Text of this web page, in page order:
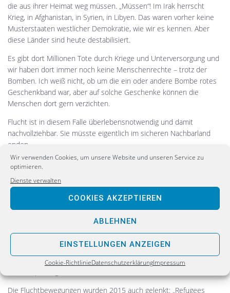
Wir verwenden Cookies, um unsere Website und unseren Service zu
optimieren.
Dienste verwalten
COOKIES AKZEPTIEREN
ABLEHNEN
EINSTELLUNGEN ANZEIGEN
Cookie-RichtlinieDatenschutzerklärungImpressum
die aus ihrer Heimat weg müssen. „Müssen“! Im Irak herrscht
Krieg, in Afghanistan, in Syrien, in Libyen. Das waren vorher keine
Musterstaaten westlicher Demokratie, wie wir es kennen. Aber
diese Länder sind heute destabilisiert.
Es gibt dort Millionen Tote durch Kriege und Unterversorgung und
wir haben dort immer noch keine Menschenrechte – trotz der
Bomben. Ich weiß nicht, ob um die ein oder andere Bombe rotes
Geschenkband war, aber auf solche Geschenke können die
Menschen dort gern verzichten.
Flucht ist in diesem Falle überlebensnotwendig und damit
nachvollziehbar. Sie müsste eigentlich im sicheren Nachbarland
enden.
Hier bewegt man sich noch im selben Kulturkreis. Man ist zwar
lebensrettenden Flucht könnte hier erreicht sein. Hier muss
unsere Hilfe ansetzen und hier muss auch für die Menschen der
Widerstand organisiert werden. Damit sie z.B. in ihr Land Syrien
zurückkehren und es selber von ISIS befreien.
Aber: Im Jahre 2015 hat das UNHCR allerdings ein Problem
bekommen. Man hatte nur noch 2,8 $ pro Flüchtling, pro Tag. Auch
Jordanien ist kein reiches Land, dort hat man durchschnittlich auch
Die Fluchtbewegungen wurden 2015 auch gelenkt: „Refugees